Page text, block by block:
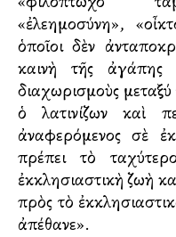
«ἐλεημοσύνη»,
ὁποῖοι δὲν
καινὴ τῆς ἀγάπης
διαχωρισμοὺς
ὁ λατινίζων καὶ
ἀναφερόμενος σὲ
πρέπει τὸ
ἐκκλησιαστικὴ ζωὴ
πρὸς τὸ
ἀπέθανε».